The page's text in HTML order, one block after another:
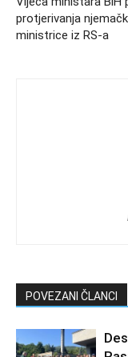
protjerivanja
ministrice iz RS-a
POVEZANI ČLANCI